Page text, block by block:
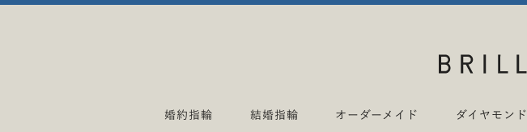
婚約指輪 結婚指輪 オーダーメイド ダイヤモンド